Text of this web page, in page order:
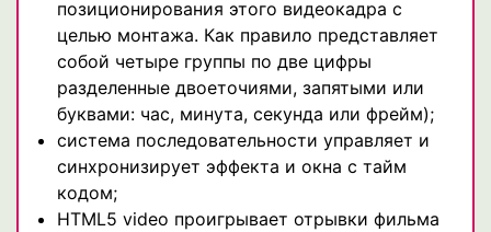
позиционирования этого видеокадра с
целью монтажа. Как правило представляет
собой четыре группы по две цифры
разделенные двоеточиями, запятыми или
буквами: час, минута, секунда или фрейм);
система последовательности управляет и
синхронизирует эффекта и окна c тайм
кодом;
HTML5 video проигрывает отрывки фильма